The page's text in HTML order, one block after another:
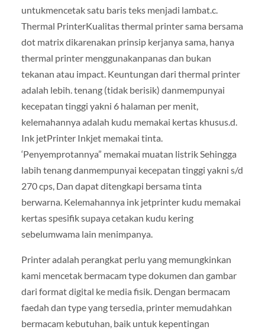
untukmencetak satu baris teks menjadi lambat.c.
Thermal PrinterKualitas thermal printer sama bersama
dot matrix dikarenakan prinsip kerjanya sama, hanya
thermal printer menggunakanpanas dan bukan
tekanan atau impact. Keuntungan dari thermal printer
adalah lebih. tenang (tidak berisik) danmempunyai
kecepatan tinggi yakni 6 halaman per menit,
kelemahannya adalah kudu memakai kertas khusus.d.
Ink jetPrinter Inkjet memakai tinta.
‘Penyemprotannya” memakai muatan listrik Sehingga
labih tenang danmempunyai kecepatan tinggi yakni s/d
270 cps, Dan dapat ditengkapi bersama tinta
berwarna. Kelemahannya ink jetprinter kudu memakai
kertas spesifik supaya cetakan kudu kering
sebelumwama lain menimpanya.
Printer adalah perangkat perlu yang memungkinkan
kami mencetak bermacam type dokumen dan gambar
dari format digital ke media fisik. Dengan bermacam
faedah dan type yang tersedia, printer memudahkan
bermacam kebutuhan, baik untuk kepentingan